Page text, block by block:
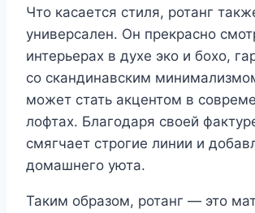
Что касается стиля, ротанг
универсален. Он прекрасно
интерьерах в духе эко и бохо,
со скандинавским
может стать акцентом в
лофтах. Благодаря своей
смягчает строгие линии и
домашнего уюта.
Таким образом, ротанг — это